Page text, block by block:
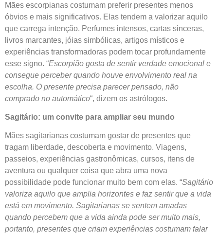
Mães escorpianas costumam preferir presentes menos
óbvios e mais significativos. Elas tendem a valorizar aquilo
que carrega intenção. Perfumes intensos, cartas sinceras,
livros marcantes, jóias simbólicas, artigos místicos e
experiências transformadoras podem tocar profundamente
esse signo. “Escorpião gosta de sentir verdade emocional e
consegue perceber quando houve envolvimento real na
escolha. O presente precisa parecer pensado, não
comprado no automático“, dizem os astrólogos.
Sagitário: um convite para ampliar seu mundo
Mães sagitarianas costumam gostar de presentes que
tragam liberdade, descoberta e movimento. Viagens,
passeios, experiências gastronômicas, cursos, itens de
aventura ou qualquer coisa que abra uma nova
possibilidade pode funcionar muito bem com elas. “Sagitário
valoriza aquilo que amplia horizontes e faz sentir que a vida
está em movimento. Sagitarianas se sentem amadas
quando percebem que a vida ainda pode ser muito mais,
portanto, presentes que criam experiências costumam falar